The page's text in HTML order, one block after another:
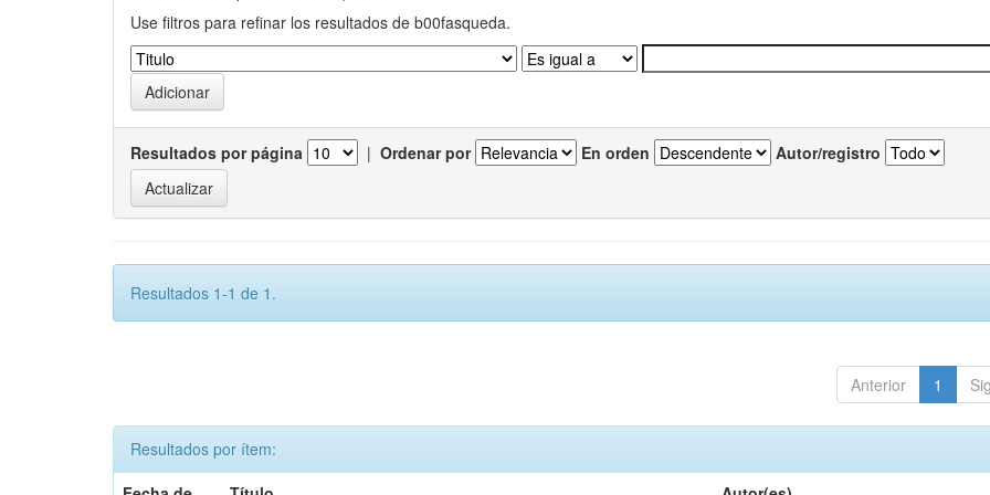
Use filtros para refinar los resultados de b00fasqueda.
Resultados por página | Ordenar por En orden Autor/registro
Resultados 1-1 de 1.
Anterior 1
Resultados por ítem: